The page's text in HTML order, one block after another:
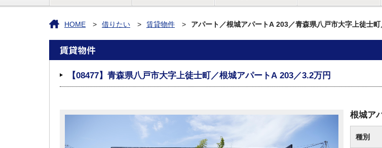
HOME 借りたい 賃貸物件 アパート／根城アパートA 203／青森県八戸市大字上徒士
【08477】青森県八戸市大字上徒士町／根城アパートA 203／3.2万円
根城ア
種別